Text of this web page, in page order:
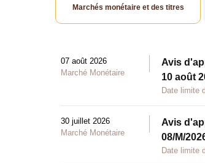
Marchés monétaire et des titres
07 août 2026
Marché Monétaire
Avis
10 août
Date limite
30 juillet 2026
Marché Monétaire
Avis
08/M/
Date limite